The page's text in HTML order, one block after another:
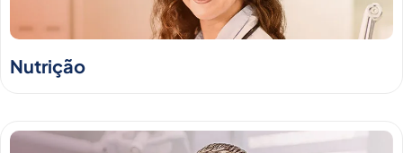
Nutrição